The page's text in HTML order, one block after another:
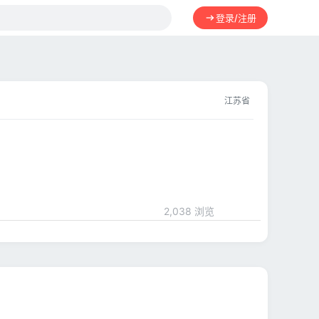
登录/注册
江苏省
2,038 浏览